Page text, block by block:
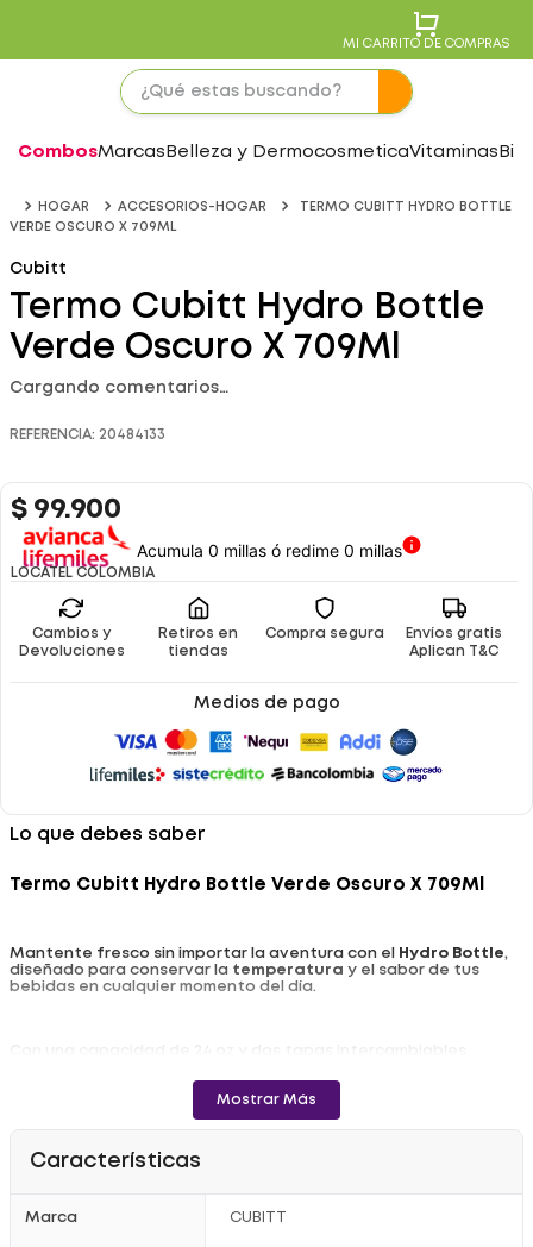
MI CARRITO DE COMPRAS
CombosMarcas Belleza y DermocosmeticaVitaminas
HOGAR ACCESORIOS-HOGAR
TERMO CUBITT HYDRO BOTTLE
VERDE OSCURO X 709ML
Cubitt
Termo Cubitt Hydro Bottle
Verde Oscuro X 709Ml
Cargando comentarios…
REFERENCIA: 20484133
$ 99.900
Acumula 0 millas ó redime 0 millas
LOCATEL COLOMBIA
Cambios y
Devoluciones
Retiros en
tiendas
Compra segura
Envíos gratis
Aplican T&C
Medios de pago
Lo que debes saber
Termo Cubitt Hydro Bottle Verde Oscuro X 709Ml
Mantente fresco sin importar la aventura con el Hydro Bottle,
diseñado para conservar la temperatura y el sabor de tus
bebidas en cualquier momento del día.
, la oficina o de viaje.
Mostrar Más
Características
Marca CUBITT